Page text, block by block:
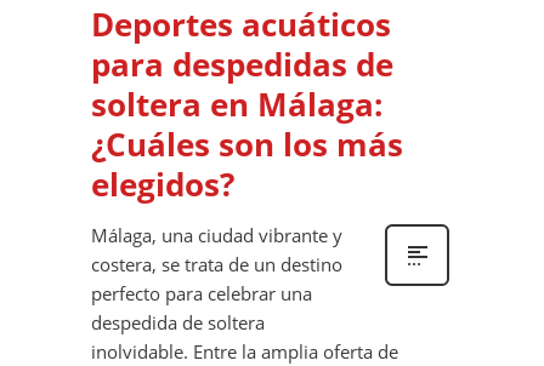
Deportes acuáticos
para despedidas de
soltera en Málaga:
¿Cuáles son los más
elegidos?
Málaga, una ciudad vibrante y
costera, se trata de un destino
perfecto para celebrar una
despedida de soltera
inolvidable. Entre la amplia oferta de